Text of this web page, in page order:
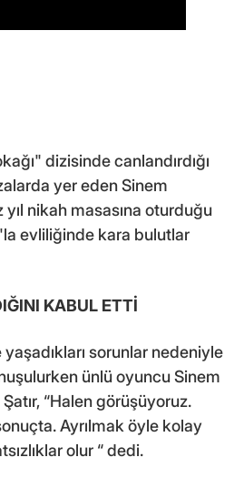
dizisinde canlandırdığı
yer eden Sinem
nikah masasına oturduğu
evliliğinde kara bulutlar
KABUL ETTİ
sorunlar nedeniyle
ünlü oyuncu Sinem
“Halen görüşüyoruz.
Ayrılmak öyle kolay
olur “ dedi.